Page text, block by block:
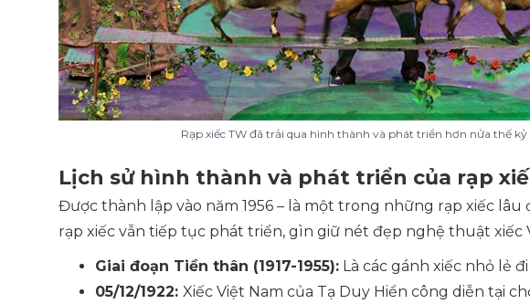
Rạp xiếc TW đã trải qua hình thành và phát triển hơn nửa thế
Lịch sử hình thành và phát triển của rạp
Được thành lập vào năm 1956 – là một trong những rạp xiếc lâu
rạp xiếc vẫn tiếp tục phát triển, gìn giữ nét đẹp nghệ thuật xiếc
Giai đoạn Tiền thân (1917-1955): Là các gánh xiếc nhỏ lẻ
05/12/1922: Xiếc Việt Nam của Tạ Duy Hiển công diễn tại